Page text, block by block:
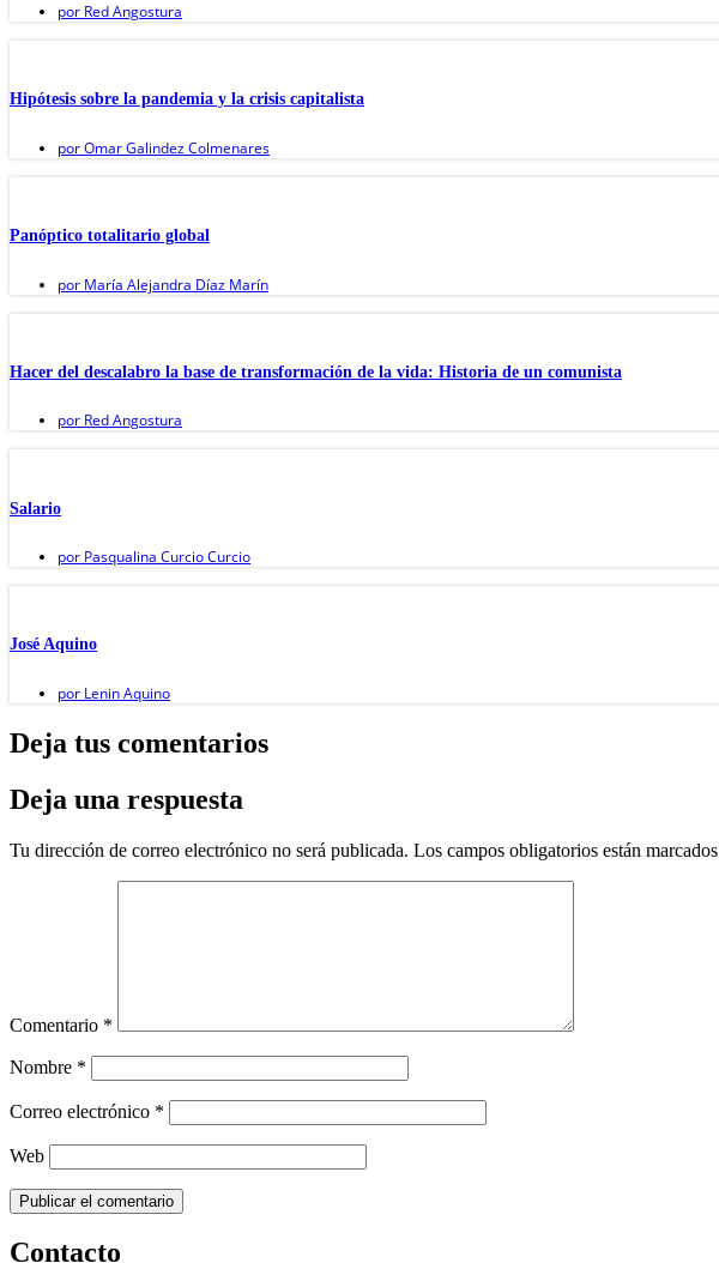
por Red Angostura
Hipótesis sobre la pandemia y la crisis capitalista
porOmar Galindez Colmenares
Panóptico totalitario global
por María Alejandra Díaz Marín
Hacer del descalabro la base de transformación de la vida: Historia de un comunista
por Red Angostura
Salario
por Pasqualina Curcio Curcio
José Aquino
por Lenin Aquino
Deja tus comentarios
Deja una respuesta
Tu dirección de correo electrónico no será publicada. Los campos obligatorios están
Comentario *
Nombre *
Correo electrónico *
Web
Contacto